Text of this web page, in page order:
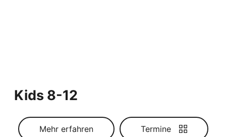
Kids 8-12
Mehr erfahren Termine